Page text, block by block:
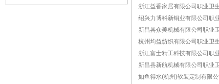
浙江益香家居有限公司职业卫
绍兴力博科新铜业有限公司职
新昌县众美机械有限公司职业
杭州均益纺织有限公司职业卫
浙江富士精工科技有限公司职
新昌县新航机械有限公司职业
如鱼得水(杭州)软装定制有限